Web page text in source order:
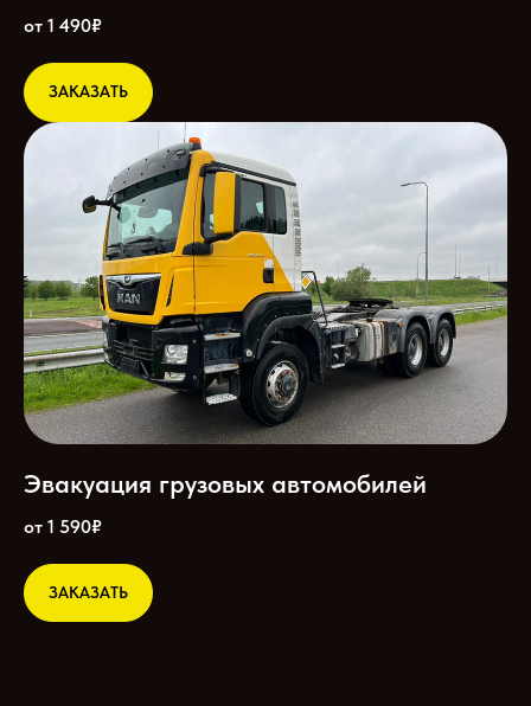
от 1 490₽
ЗАКАЗАТЬ
Эвакуация грузовых автомобилей
от 1 590₽
ЗАКАЗАТЬ